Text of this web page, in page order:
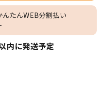
たんWEB分割払い
内に発送予定